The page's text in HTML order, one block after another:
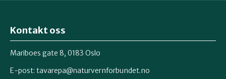
Kontakt oss
Mariboes gate 8, 0183 Oslo
E-post: tavarepa@naturvernforbundet.no